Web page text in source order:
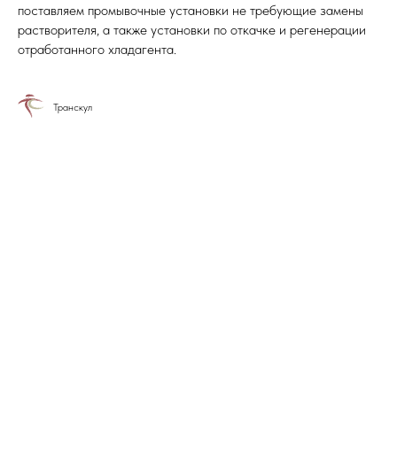
поставляем промывочные установки не требующие замены
растворителя, а также установки по откачке и регенерации
отработанного хладагента.
Транскул